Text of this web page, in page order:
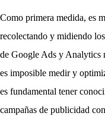
Como primera medida, es
recolectando y midiendo
de Google Ads y Analytics
es imposible medir y
es fundamental tener
campañas de publicidad